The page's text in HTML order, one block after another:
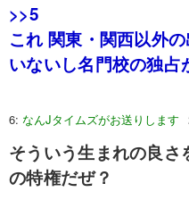
>>5
これ 関東・関西以外
いないし名門校の独占
6: なんJタイムズがお送りします
そういう生まれの良
の特権だぜ？